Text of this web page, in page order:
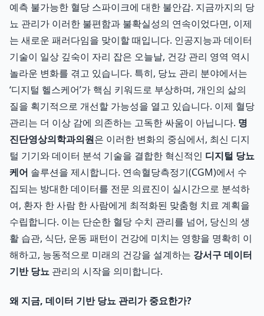
예측 불가능한 혈당 스파이크에 대한 불안감. 지금까지의 당
뇨 관리가 이러한 불편함과 불확실성의 연속이었다면, 이제
는 새로운 패러다임을 맞이할 때입니다. 인공지능과 데이터
기술이 일상 깊숙이 자리 잡은 오늘날, 건강 관리 영역 역시
놀라운 변화를 겪고 있습니다. 특히, 당뇨 관리 분야에서는
‘디지털 헬스케어’가 핵심 키워드로 부상하며, 개인의 삶의
질을 획기적으로 개선할 가능성을 열고 있습니다. 이제 혈당
관리는 더 이상 감에 의존하는 고독한 싸움이 아닙니다. 명
진단영상의학과의원은 이러한 변화의 중심에서, 최신 디지
털 기기와 데이터 분석 기술을 결합한 혁신적인 디지털 당뇨
케어 솔루션을 제시합니다. 연속혈당측정기(CGM)에서 수
집되는 방대한 데이터를 전문 의료진이 실시간으로 분석하
여, 환자 한 사람 한 사람에게 최적화된 맞춤형 치료 계획을
수립합니다. 이는 단순한 혈당 수치 관리를 넘어, 당신의 생
활 습관, 식단, 운동 패턴이 건강에 미치는 영향을 명확히 이
해하고, 능동적으로 미래의 건강을 설계하는 강서구 데이터
기반 당뇨 관리의 시작을 의미합니다.
왜 지금, 데이터 기반 당뇨 관리가 중요한가?